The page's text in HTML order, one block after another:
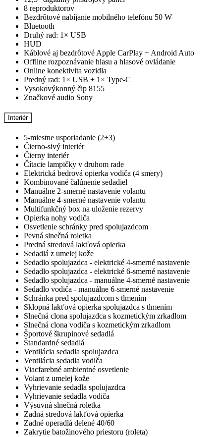
8 reproduktorov
Bezdrôtové nabíjanie mobilného telefónu 50 W
Bluetooth
Druhý rad: 1× USB
HUD
Káblové aj bezdrôtové Apple CarPlay + Android Auto
Offline rozpoznávanie hlasu a hlasové ovládanie
Online konektivita vozidla
Predný rad: 1× USB + 1× Type-C
Vysokovýkonný čip 8155
Značkové audio Sony
Interiér
5-miestne usporiadanie (2+3)
Čierno-sivý interiér
Čierny interiér
Čítacie lampičky v druhom rade
Elektrická bedrová opierka vodiča (4 smery)
Kombinované čalúnenie sedadiel
Manuálne 2-smerné nastavenie volantu
Manuálne 4-smerné nastavenie volantu
Multifunkčný box na uloženie rezervy
Opierka nohy vodiča
Osvetlenie schránky pred spolujazdcom
Pevná slnečná roletka
Predná stredová lakťová opierka
Sedadlá z umelej kože
Sedadlo spolujazdca - elektrické 4-smerné nastavenie
Sedadlo spolujazdca - elektrické 6-smerné nastavenie
Sedadlo spolujazdca - manuálne 4-smerné nastavenie
Sedadlo vodiča - manuálne 6-smerné nastavenie
Schránka pred spolujazdcom s tlmením
Sklopná lakťová opierka spolujazdca s tlmením
Slnečná clona spolujazdca s kozmetickým zrkadlom
Slnečná clona vodiča s kozmetickým zrkadlom
Športové škrupinové sedadlá
Štandardné sedadlá
Ventilácia sedadla spolujazdca
Ventilácia sedadla vodiča
Viacfarebné ambientné osvetlenie
Volant z umelej kože
Vyhrievanie sedadla spolujazdca
Vyhrievanie sedadla vodiča
Výsuvná slnečná roletka
Zadná stredová lakťová opierka
Zadné operadlá delené 40/60
Zakrytie batožinového priestoru (roleta)